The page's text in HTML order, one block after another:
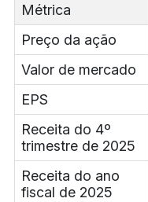
Métrica
Preço da ação
Valor de mercado
EPS
Receita do 4º
trimestre de 2025
Receita do ano
fiscal de 2025